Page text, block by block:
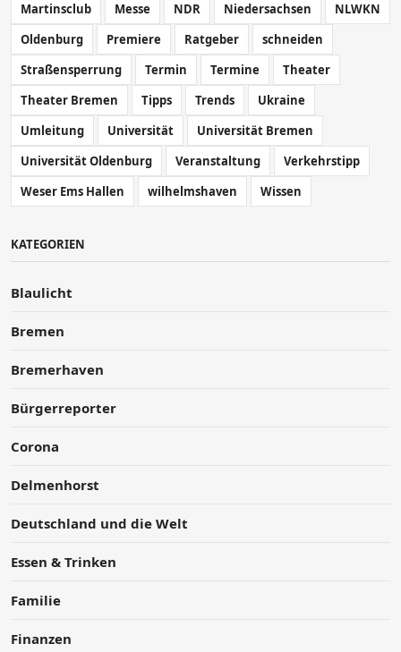
Martinsclub
Messe NDR Niedersachsen
NLWKN
Oldenburg
Premiere Ratgeber
schneiden
Straßensperrung
Termin Termine
Theater
Theater Bremen
Tipps Trends
Ukraine
Umleitung
Universität
Universität Bremen
Universität Oldenburg
Veranstaltung
Verkehrstipp
Weser Ems Hallen
wilhelmshaven Wissen
KATEGORIEN
Blaulicht
Bremen
Bremerhaven
Bürgerreporter
Corona
Delmenhorst
Deutschland und die Welt
Essen & Trinken
Familie
Finanzen